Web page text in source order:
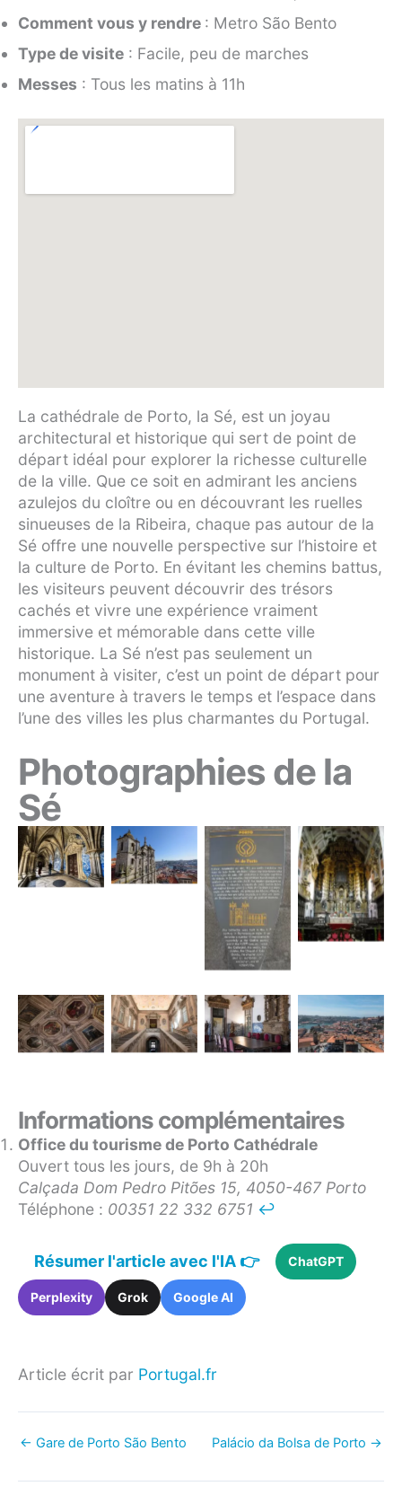
Comment vous y rendre : Metro São Bento
Type de visite : Facile, peu de marches
Messes : Tous les matins à 11h
La cathédrale de Porto, la Sé, est un joyau
architectural et historique qui sert de point de
départ idéal pour explorer la richesse culturelle
de la ville. Que ce soit en admirant les anciens
azulejos du cloître ou en découvrant les ruelles
sinueuses de la Ribeira, chaque pas autour de la
Sé offre une nouvelle perspective sur l’histoire et
la culture de Porto. En évitant les chemins battus,
les visiteurs peuvent découvrir des trésors
cachés et vivre une expérience vraiment
immersive et mémorable dans cette ville
historique. La Sé n’est pas seulement un
monument à visiter, c’est un point de départ pour
une aventure à travers le temps et l’espace dans
l’une des villes les plus charmantes du Portugal.
Photographies de la
Sé
Informations complémentaires
Office du tourisme de Porto Cathédrale
Ouvert tous les jours, de 9h à 20h
Calçada Dom Pedro Pitões 15, 4050-467 Porto
Téléphone : 00351 22 332 6751 ↩︎
Résumer l'article avec l'IA 👉 ChatGPT
Perplexity Grok Google AI
Article écrit par Portugal.fr
← Gare de Porto São Bento Palácio da Bolsa de Porto →